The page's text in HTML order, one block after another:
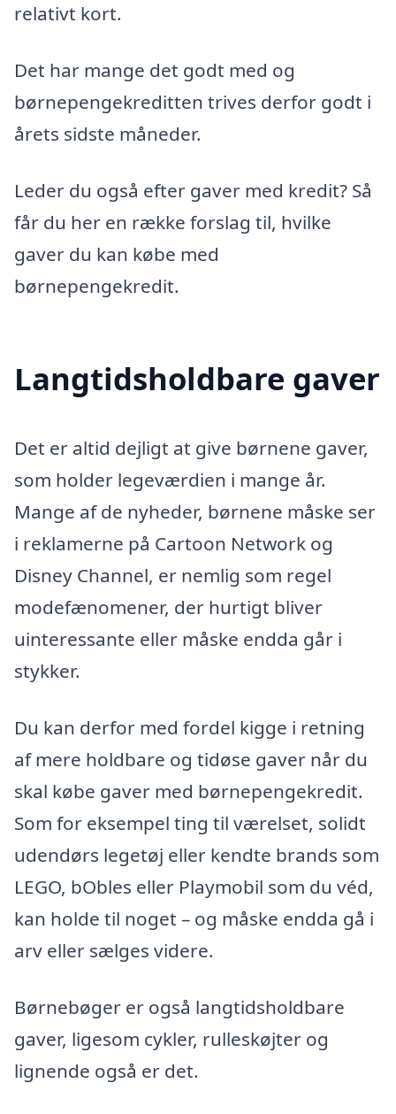
relativt kort.
Det har mange det godt med og
børnepengekreditten trives derfor godt i
årets sidste måneder.
Leder du også efter gaver med kredit? Så
får du her en række forslag til, hvilke
gaver du kan købe med
børnepengekredit.
Langtidsholdbare gaver
Det er altid dejligt at give børnene gaver,
som holder legeværdien i mange år.
Mange af de nyheder, børnene måske ser
i reklamerne på Cartoon Network og
Disney Channel, er nemlig som regel
modefænomener, der hurtigt bliver
uinteressante eller måske endda går i
stykker.
Du kan derfor med fordel kigge i retning
af mere holdbare og tidøse gaver når du
skal købe gaver med børnepengekredit.
Som for eksempel ting til værelset, solidt
udendørs legetøj eller kendte brands som
LEGO, bObles eller Playmobil som du véd,
kan holde til noget – og måske endda gå i
arv eller sælges videre.
Børnebøger er også langtidsholdbare
gaver, ligesom cykler, rulleskøjter og
lignende også er det.